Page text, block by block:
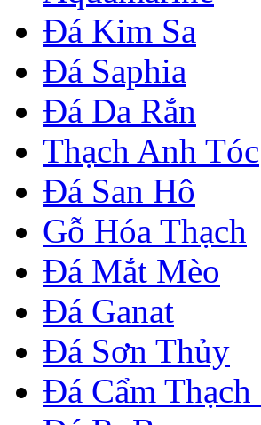
Đá Kim Sa
Đá Saphia
Đá Da Rắn
Thạch Anh Tóc
Đá San Hô
Gỗ Hóa Thạch
Đá Mắt Mèo
Đá Ganat
Đá Sơn Thủy
Đá Cẩm Thạch